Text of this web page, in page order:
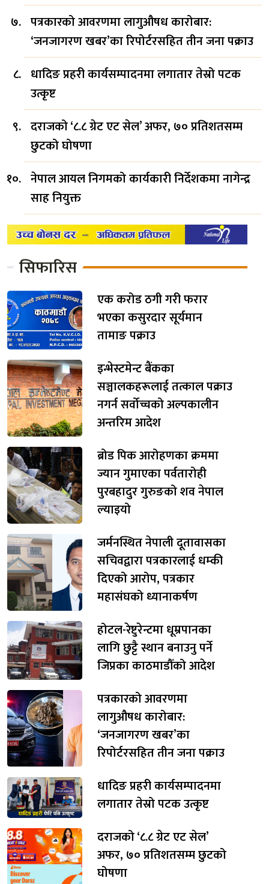
पत्रकारको आवरणमा लागुऔषध कारोबार:
‘जनजागरण खबर’का रिपोर्टरसहित तीन जना पक्राउ
धादिङ प्रहरी कार्यसम्पादनमा लगातार तेस्रो पटक
उत्कृष्ट
दराजको ‘८.८ ग्रेट एट सेल’ अफर, ७० प्रतिशतसम्म
छुटको घोषणा
नेपाल आयल निगमको कार्यकारी निर्देशकमा नागेन्द्र
साह नियुक्त
सिफारिस
एक करोड ठगी गरी फरार
भएका कसुरदार सूर्यमान
तामाङ पक्राउ
इन्भेस्टमेन्ट बैंकका
सञ्चालकहरूलाई तत्काल पक्राउ
नगर्न सर्वोच्चको अल्पकालीन
अन्तरिम आदेश
ब्रोड पिक आरोहणका क्रममा
ज्यान गुमाएका पर्वतारोही
पुरबहादुर गुरुङको शव नेपाल
ल्याइयो
जर्मनस्थित नेपाली दूतावासका
सचिवद्वारा पत्रकारलाई धम्की
दिएको आरोप, पत्रकार
महासंघको ध्यानाकर्षण
होटल-रेष्टुरेन्टमा धूम्रपानका
लागि छुट्टै स्थान बनाउनु पर्ने
जिप्रका काठमाडौँको आदेश
पत्रकारको आवरणमा
लागुऔषध कारोबार:
‘जनजागरण खबर’का
रिपोर्टरसहित तीन जना पक्राउ
धादिङ प्रहरी कार्यसम्पादनमा
लगातार तेस्रो पटक उत्कृष्ट
दराजको ‘८.८ ग्रेट एट सेल’
अफर, ७० प्रतिशतसम्म छुटको
घोषणा